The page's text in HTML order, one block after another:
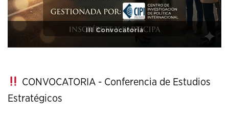
XI Conference on Strategic Studies
CONVOCATORIA - Conferencia de Estudios
Estratégicos